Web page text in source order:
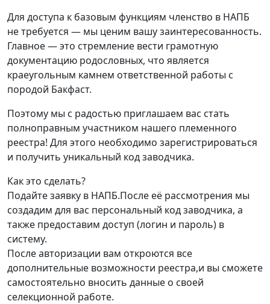
Для доступа к базовым функциям членство в НАПБ
не требуется — мы ценим вашу заинтересованность.
Главное — это стремление вести грамотную
документацию родословных, что является
краеугольным камнем ответственной работы с
породой Бакфаст.
Поэтому мы с радостью приглашаем вас стать
полноправным участником нашего племенного
реестра! Для этого необходимо зарегистрироваться
и получить уникальный код заводчика.
Как это сделать?
Подайте заявку в НАПБ.После её рассмотрения мы
создадим для вас персональный код заводчика, а
также предоставим доступ (логин и пароль) в
систему.
После авторизации вам откроются все
дополнительные возможности реестра,и вы сможете
самостоятельно вносить данные о своей
селекционной работе.